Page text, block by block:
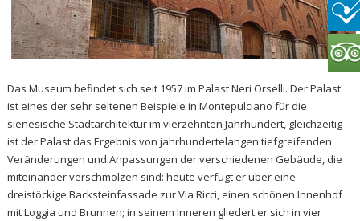
Das Museum befindet sich seit 1957 im Palast Neri Orselli. Der Palast
ist eines der sehr seltenen Beispiele in Montepulciano für die
sienesische Stadtarchitektur im vierzehnten Jahrhundert, gleichzeitig
ist der Palast das Ergebnis von jahrhundertelangen tiefgreifenden
Veränderungen und Anpassungen der verschiedenen Gebäude, die
miteinander verschmolzen sind: heute verfügt er über eine
dreistöckige Backsteinfassade zur Via Ricci, einen schönen Innenhof
mit Loggia und Brunnen; in seinem Inneren gliedert er sich in vier